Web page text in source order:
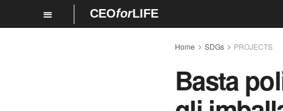
CEOforLIFE
Home SDGs PROJECTS
Basta